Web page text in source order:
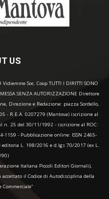
US
Soc. Coop TUTTI I DIRITTI SONO
SENZA AUTORIZZAZIONE Direttore
Direzione e Redazione: piazza Sordello,
- R.E.A. 0207279 (Mantova) iscrizione al
n. 25 del 30/11/1992 - iscrizione al ROC:
1159 - Pubblicazione online: ISSN 2465-
L. 198/2016 e d.lgs 70/2017 (ex L.
Italiana Piccoli Editori Giornali),
il Codice di Autodisciplina della
Commerciale"